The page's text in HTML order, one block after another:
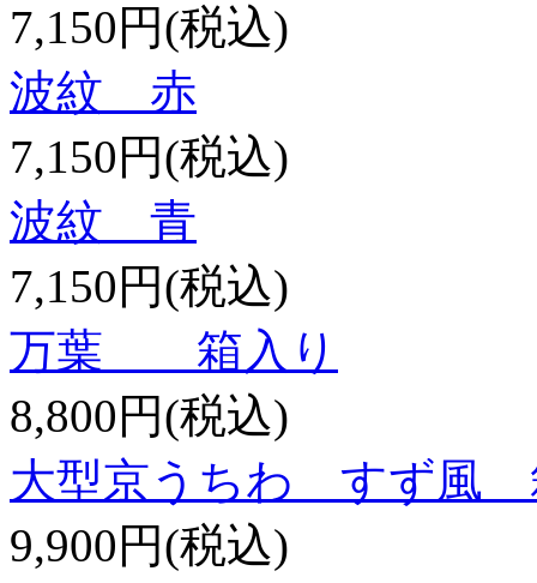
7,150円(税込)
波紋 赤
7,150円(税込)
波紋 青
7,150円(税込)
万葉 箱入り
8,800円(税込)
大型京うちわ すず風
9,900円(税込)